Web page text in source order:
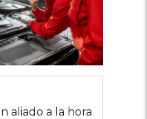
aliado a la hora